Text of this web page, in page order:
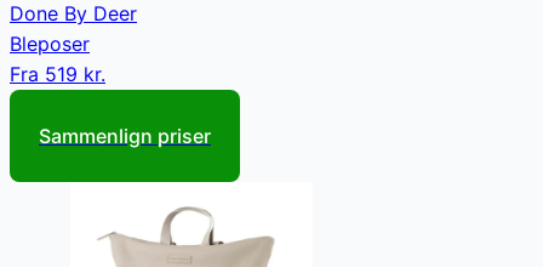
Done By Deer
Bleposer
Fra 519 kr.
Sammenlign priser